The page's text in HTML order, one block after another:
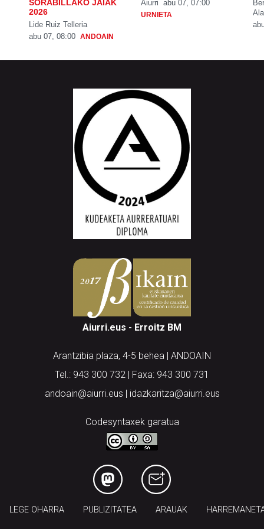
SORABILLAKO JAIAK
2026
Lide Ruiz Telleria
abu 07, 08:00 ANDOAIN
Aiurri abu 07, 07:00
URNIETA
Aiurri.eus - Erroitz BM
Arantzibia plaza, 4-5 behea | ANDOAIN
Tel.: 943 300 732 | Faxa: 943 300 731
andoain@aiurri.eus | idazkaritza@aiurri.eus
Codesyntaxek garatua
LEGE OHARRA PUBLIZITATEA ARAUAK